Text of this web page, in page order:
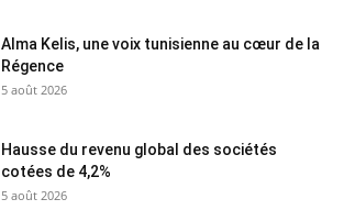
Alma Kelis, une voix tunisienne au cœur de la
Régence
5 août 2026
Hausse du revenu global des sociétés
cotées de 4,2%
5 août 2026